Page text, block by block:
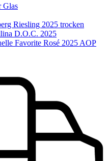
Glas
Riesling 2025 trocken
D.O.C. 2025
Favorite Rosé 2025 AOP